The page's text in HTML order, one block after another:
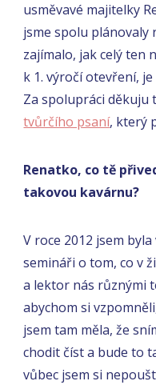
usměvavé majitelky
jsme spolu
zajímalo, jak celý ten
k 1. výročí otevření,
Za spolupráci děkuju
tvůrčího psaní, který
Renatko, co tě
takovou kavárnu?
V roce 2012 jsem
semináři o tom, co v
a lektor nás různými
abychom si
jsem tam měla, že
chodit číst a bude to
vůbec jsem si